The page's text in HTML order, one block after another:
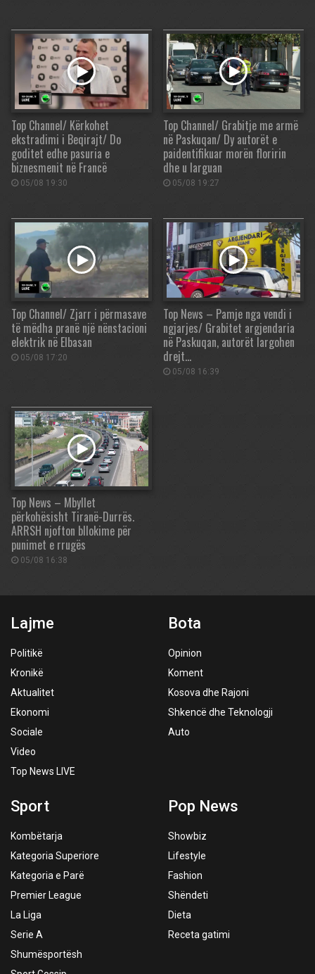
Top Channel/ Kërkohet
ekstradimi i Beqirajt/ Do
goditet edhe pasuria e
biznesmenit në Francë
05/08 19:30
Top Channel/ Grabitje me armë
në Paskuqan/ Dy autorët e
paidentifikuar morën floririn
dhe u larguan
05/08 19:27
Top Channel/ Zjarr i përmasave
të mëdha pranë një nënstacioni
elektrik në Elbasan
05/08 17:20
Top News – Pamje nga vendi i
ngjarjes/ Grabitet argjendaria
në Paskuqan, autorët largohen
drejt…
05/08 16:39
Top News – Mbyllet
përkohësisht Tiranë-Durrës.
ARRSH njofton bllokime për
punimet e rrugës
05/08 16:38
Lajme
Politikë
Kronikë
Aktualitet
Ekonomi
Sociale
Video
Top News LIVE
Bota
Opinion
Koment
Kosova dhe Rajoni
Shkencë dhe Teknologji
Auto
Sport
Kombëtarja
Kategoria Superiore
Kategoria e Parë
Premier League
La Liga
Serie A
Shumësportësh
Pop News
Showbiz
Lifestyle
Fashion
Shëndeti
Dieta
Receta gatimi